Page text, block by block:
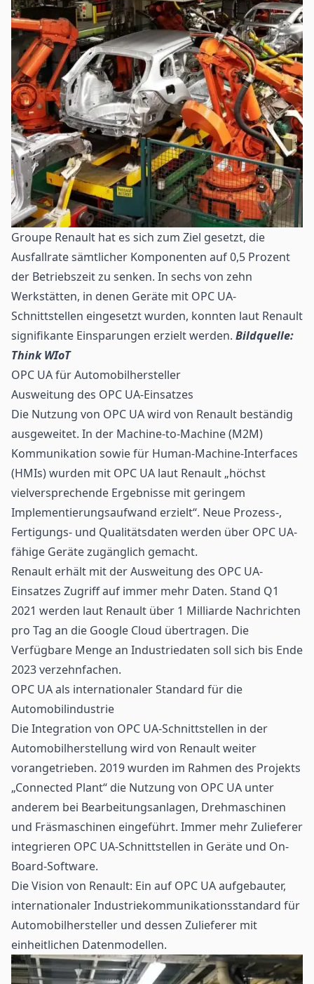
Groupe Renault hat es sich zum Ziel gesetzt, die
Ausfallrate sämtlicher Komponenten auf 0,5 Prozent
der Betriebszeit zu senken. In sechs von zehn
Werkstätten, in denen Geräte mit OPC UA-
Schnittstellen eingesetzt wurden, konnten laut Renault
signifikante Einsparungen erzielt werden. Bildquelle:
Think WIoT
OPC UA für Automobilhersteller
Ausweitung des OPC UA-Einsatzes
Die Nutzung von OPC UA wird von Renault beständig
ausgeweitet. In der Machine-to-Machine (M2M)
Kommunikation sowie für Human-Machine-Interfaces
(HMIs) wurden mit OPC UA laut Renault „höchst
vielversprechende Ergebnisse mit geringem
Implementierungsaufwand erzielt“. Neue Prozess-,
Fertigungs- und Qualitätsdaten werden über OPC UA-
fähige Geräte zugänglich gemacht.
Renault erhält mit der Ausweitung des OPC UA-
Einsatzes Zugriff auf immer mehr Daten. Stand Q1
2021 werden laut Renault über 1 Milliarde Nachrichten
pro Tag an die Google Cloud übertragen. Die
Verfügbare Menge an Industriedaten soll sich bis Ende
2023 verzehnfachen.
OPC UA als internationaler Standard für die
Automobilindustrie
Die Integration von OPC UA-Schnittstellen in der
Automobilherstellung wird von Renault weiter
vorangetrieben. 2019 wurden im Rahmen des Projekts
„Connected Plant“ die Nutzung von OPC UA unter
anderem bei Bearbeitungsanlagen, Drehmaschinen
und Fräsmaschinen eingeführt. Immer mehr Zulieferer
integrieren OPC UA-Schnittstellen in Geräte und On-
Board-Software.
Die Vision von Renault: Ein auf OPC UA aufgebauter,
internationaler Industriekommunikationsstandard für
Automobilhersteller und dessen Zulieferer mit
einheitlichen Datenmodellen.